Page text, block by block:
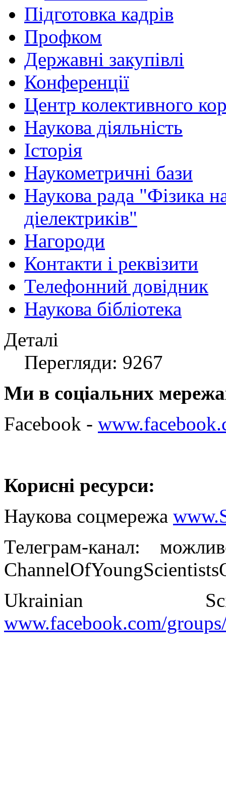
Підготовка кадрів
Профком
Державні закупівлі
Конференції
Центр колективного
Наукова діяльність
Історія
Наукометричні бази
Наукова рада "Фізика
діелектриків"
Нагороди
Контакти і реквізити
Телефонний довідник
Наукова бібліотека
Деталі
Перегляди: 9267
Ми в соціальних
Facebook -
Корисні ресурси:
Наукова соцмережа
Телеграм-канал:
Ukrainian
www.facebook.com/